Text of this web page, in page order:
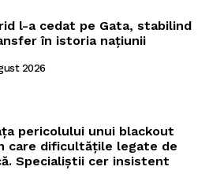
l-a cedat pe Gata, stabilind
în istoria națiunii
2026
pericolului unui blackout
care dificultățile legate de
Specialiștii cer insistent